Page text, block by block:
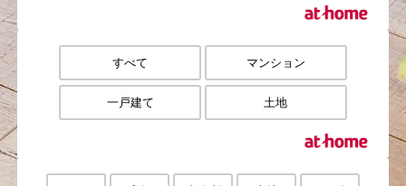
すべて マンション
一戸建て 土地